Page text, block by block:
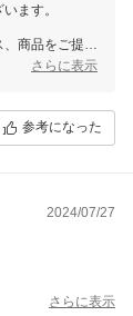
ます。
商品をご提案
さらに表示
参考になった
2024/07/27
さらに表示